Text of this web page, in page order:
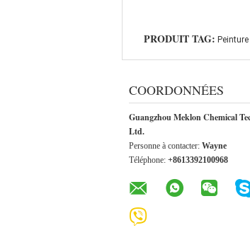
PRODUIT TAG:
COORDONNÉES
Guangzhou Meklon Chemical
Ltd.
Personne à contacter: Wayne
Téléphone: +8613392100968